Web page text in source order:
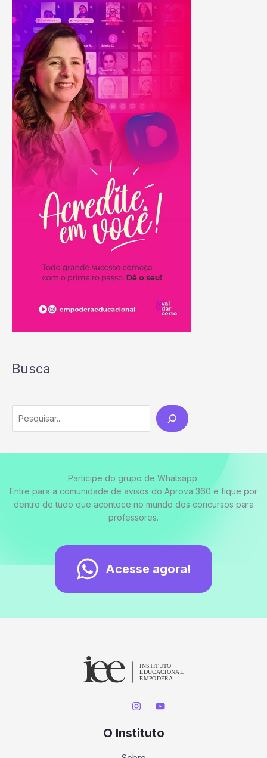
Busca
Participe do grupo de Whatsapp.
Entre para a comunidade de avisos do Aprova 360 e fique por
dentro de tudo que acontece no mundo dos concursos para
professores.
Acesse agora!
O Instituto